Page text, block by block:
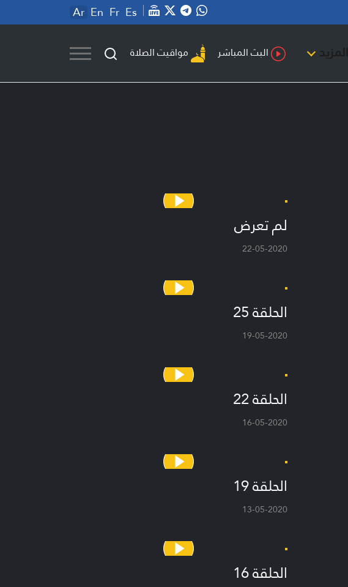
Ar En Fr Es
المزيد البث المباشر مواقيت الصلاة
لم تعرض
22-05-2020
الحلقة 25
19-05-2020
الحلقة 22
16-05-2020
الحلقة 19
13-05-2020
الحلقة 16